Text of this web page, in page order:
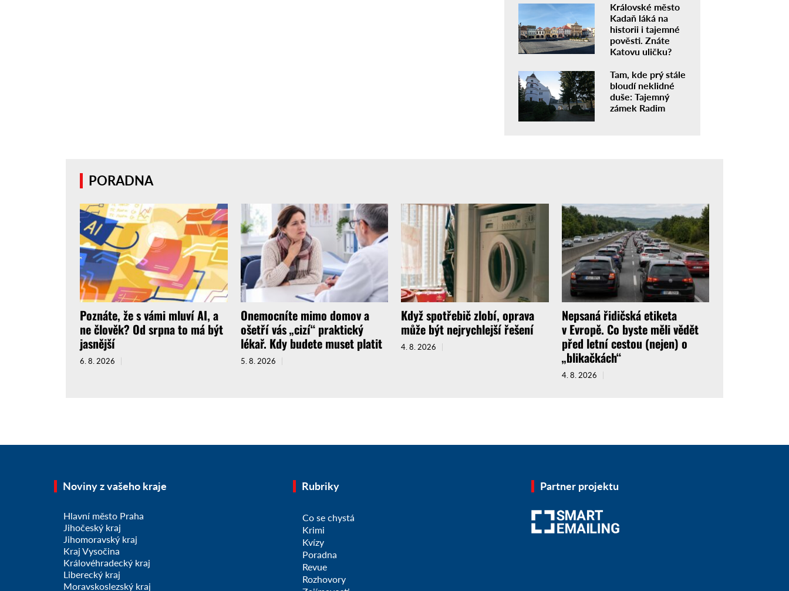
Královské město
Kadaň láká na
historii i tajemné
pověsti. Znáte
Katovu uličku?
Tam, kde prý stále
bloudí neklidné
duše: Tajemný
zámek Radim
PORADNA
Poznáte, že s vámi mluví AI, a
ne člověk? Od srpna to má být
jasnější
6. 8. 2026
Onemocníte mimo domov a
ošetří vás „cizí“ praktický
lékař. Kdy budete muset platit
5. 8. 2026
Když spotřebič zlobí, oprava
může být nejrychlejší řešení
4. 8. 2026
Nepsaná řidičská etiketa
v Evropě. Co byste měli vědět
před letní cestou (nejen) o
„blikačkách“
4. 8. 2026
Noviny z vašeho kraje
Hlavní město Praha
Jihočeský kraj
Jihomoravský kraj
Kraj Vysočina
Královéhradecký kraj
Liberecký kraj
Moravskoslezský kraj
Rubriky
Co se chystá
Krimi
Kvízy
Poradna
Revue
Rozhovory
Partner projektu